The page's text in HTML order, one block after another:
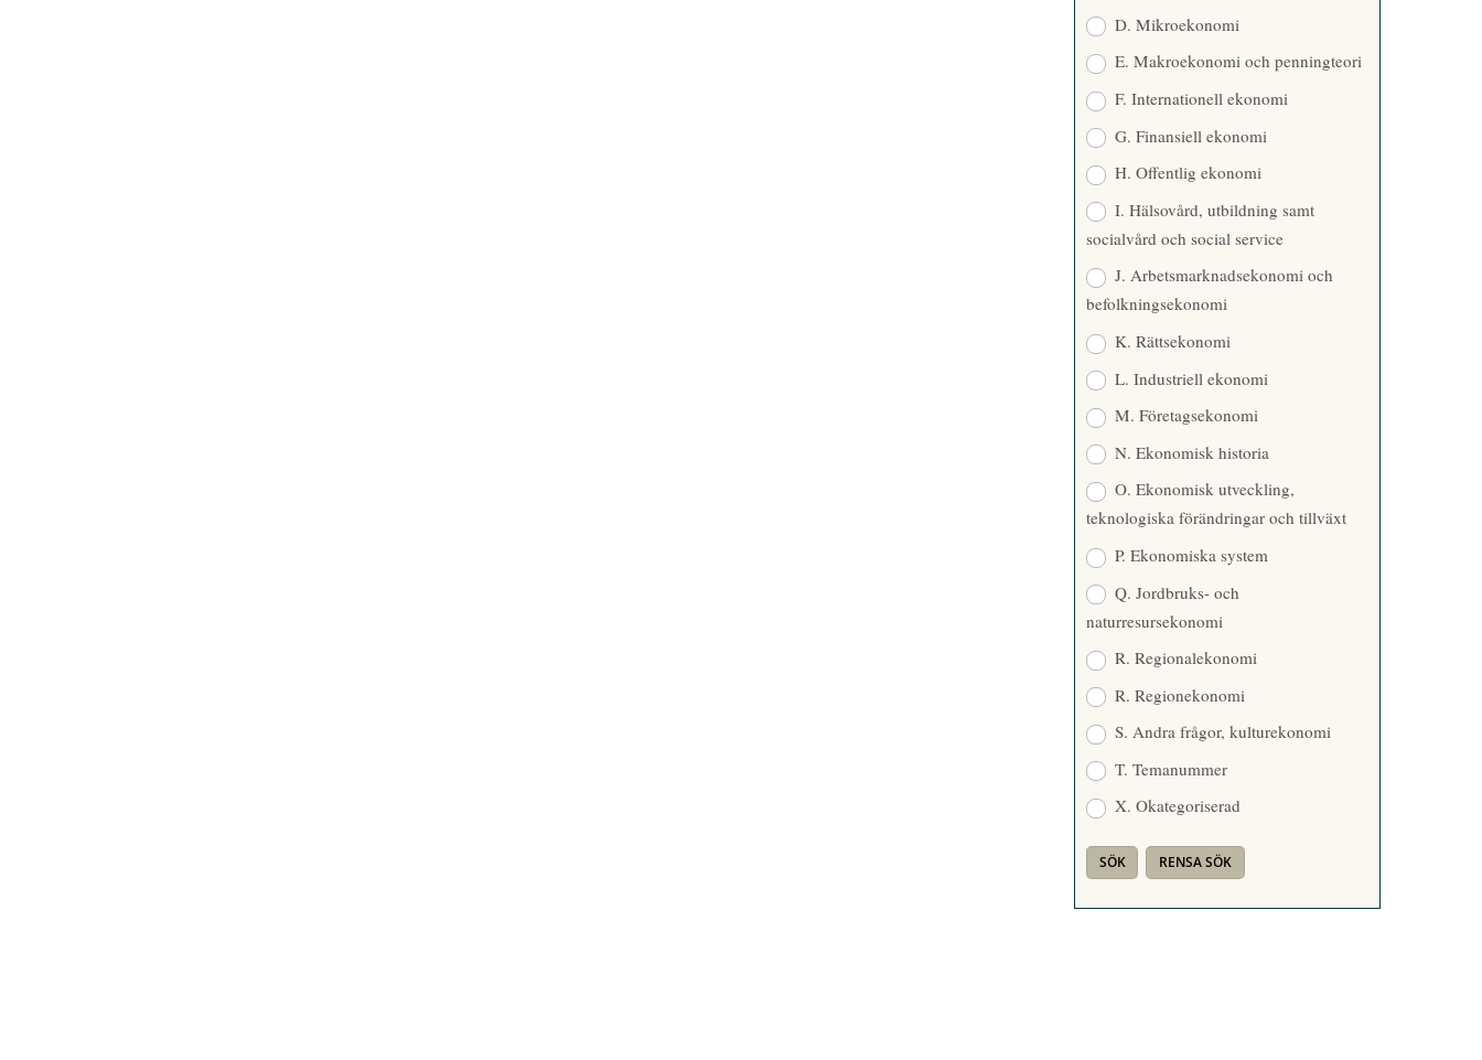
D. Mikroekonomi
E. Makroekonomi och penningteori
F. Internationell ekonomi
G. Finansiell ekonomi
H. Offentlig ekonomi
I. Hälsovård, utbildning samt
socialvård och social service
J. Arbetsmarknadsekonomi och
befolkningsekonomi
K. Rättsekonomi
L. Industriell ekonomi
M. Företagsekonomi
N. Ekonomisk historia
O. Ekonomisk utveckling,
teknologiska förändringar och tillväxt
P. Ekonomiska system
Q. Jordbruks- och
naturresursekonomi
R. Regionalekonomi
R. Regionekonomi
S. Andra frågor, kulturekonomi
T. Temanummer
X. Okategoriserad